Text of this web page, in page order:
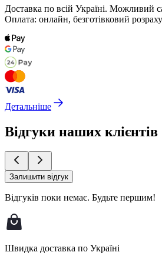
Доставка по всій Україні. Можливий
Оплата: онлайн, безготівковий
Детальніше
Відгуки наших клієнтів
Залишити відгук
Відгуків поки немає. Будьте першим!
Швидка доставка по Україні